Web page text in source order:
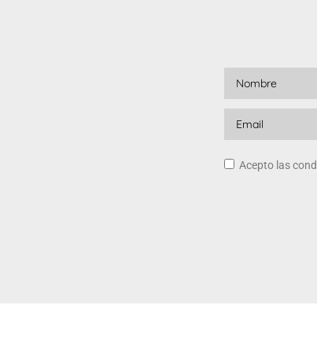
Acepto las